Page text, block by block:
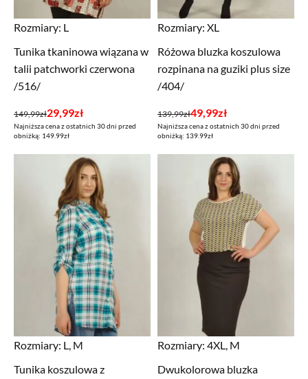
Rozmiary: L
Tunika tkaninowa wiązana w
talii patchworki czerwona
/516/
149,99zł
Pierwotna
cena
29,99zł
Aktualna
cena
Najniższa cena z ostatnich 30 dni przed
obniżką: 149.99zł
Rozmiary: XL
Różowa bluzka koszulowa
rozpinana na guziki plus size
/404/
139,99zł
Pierwotna
cena
49,99zł
Aktualna
cena
Najniższa cena z ostatnich 30 dni przed
obniżką: 139.99zł
Rozmiary: L, M
Tunika koszulowa z
Rozmiary: 4XL, M
Dwukolorowa bluzka